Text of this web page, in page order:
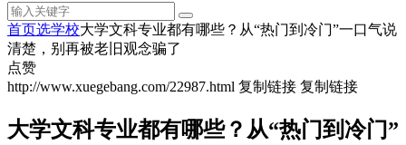
首页选学校大学文科专业都有哪些？从“热门到冷门”一口气说
清楚，别再被老旧观念骗了
点赞
http://www.xuegebang.com/22987.html 复制链接 复制链接
大学文科专业都有哪些？从“热门到冷门”